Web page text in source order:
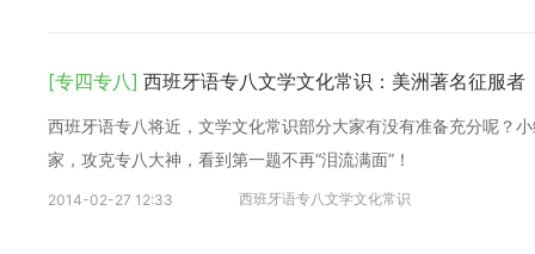
[专四专八] 西班牙语专八文学文化常识：美洲著名征服者
西班牙语专八将近，文学文化常识部分大家有没有准备充分呢？
家，攻克专八大神，看到第一题不再“泪流满面”！
2014-02-27 12:33 西班牙语专八文学文化常识